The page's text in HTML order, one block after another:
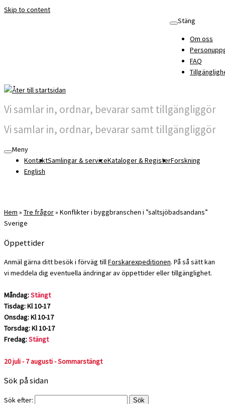
Skip to content
Stäng
Om oss
FAQ
Vi samlar in, ordnar, bevarar samt tillgängliggör
Vi samlar in, ordnar, bevarar samt tillgängliggör
Meny
KontaktSamlingar & serviceKataloger & RegisterForskning
English
Hem » Tre frågor» Konflikter i byggbranschen i ”saltsjöbadsandans”
Sverige
Öppettider
Anmäl gärna ditt besök i förväg tillForskarexpeditionen. På så sätt kan
vi meddela dig eventuella ändringar av öppettider eller tillgänglighet.
Måndag:Stängt
Tisdag: Kl 10-17
Onsdag: Kl 10-17
Torsdag: Kl 10-17
Fredag:Stängt
20 juli - 7 augusti - Sommarstängt
Sök på sidan
Sök efter: